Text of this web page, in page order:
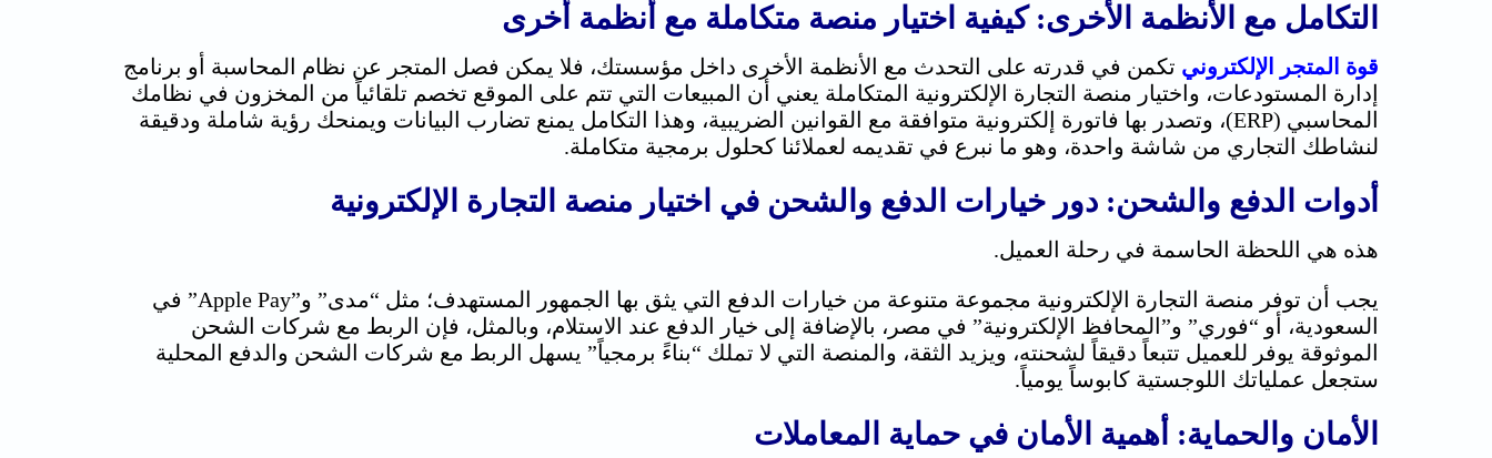
التكامل مع الأنظمة الأخرى: كيفية اختيار منصة متكاملة مع أنظمة أخرى
قوة المتجر الإلكتروني تكمن في قدرته على التحدث مع الأنظمة الأخرى داخل مؤسستك، فلا يمكن فصل المتجر عن نظام المحاسبة أو برنامج
إدارة المستودعات، واختيار منصة التجارة الإلكترونية المتكاملة يعني أن المبيعات التي تتم على الموقع تخصم تلقائياً من المخزون في نظامك
المحاسبي (ERP)، وتصدر بها فاتورة إلكترونية متوافقة مع القوانين الضريبية، وهذا التكامل يمنع تضارب البيانات ويمنحك رؤية شاملة ودقيقة
لنشاطك التجاري من شاشة واحدة، وهو ما نبرع في تقديمه لعملائنا كحلول برمجية متكاملة.
أدوات الدفع والشحن: دور خيارات الدفع والشحن في اختيار منصة التجارة الإلكترونية
هذه هي اللحظة الحاسمة في رحلة العميل.
يجب أن توفر منصة التجارة الإلكترونية
مجموعة متنوعة من خيارات الدفع التي يثق بها الجمهور المستهدف؛ مثل “مدى” و”Apple Pay” في
السعودية، أو “فوري” و”المحافظ الإلكترونية” في مصر، بالإضافة إلى خيار الدفع عند الاستلام، وبالمثل، فإن الربط مع شركات الشحن
الموثوقة يوفر للعميل تتبعاً دقيقاً لشحنته، ويزيد الثقة، والمنصة التي لا تملك “بناءً برمجياً” يسهل الربط مع شركات الشحن والدفع المحلية
ستجعل عملياتك اللوجستية كابوساً يومياً.
الأمان والحماية: أهمية الأمان في حماية المعاملات